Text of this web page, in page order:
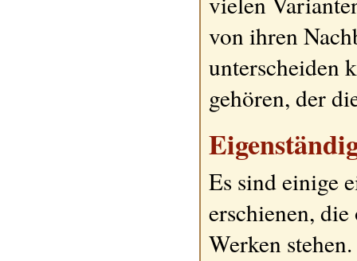
von ihren
unterscheiden
gehören, der
Es sind einige
erschienen,
Werken stehen.